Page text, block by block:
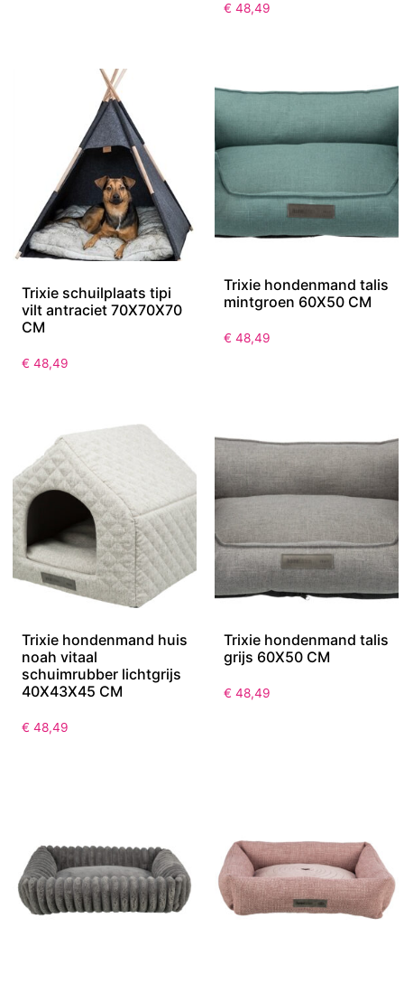
€ 48,49
Trixie schuilplaats tipi
vilt antraciet 70X70X70
CM
€ 48,49
Trixie hondenmand talis
mintgroen 60X50 CM
€ 48,49
Trixie hondenmand huis
noah vitaal
schuimrubber lichtgrijs
40X43X45 CM
€ 48,49
Trixie hondenmand talis
grijs 60X50 CM
€ 48,49